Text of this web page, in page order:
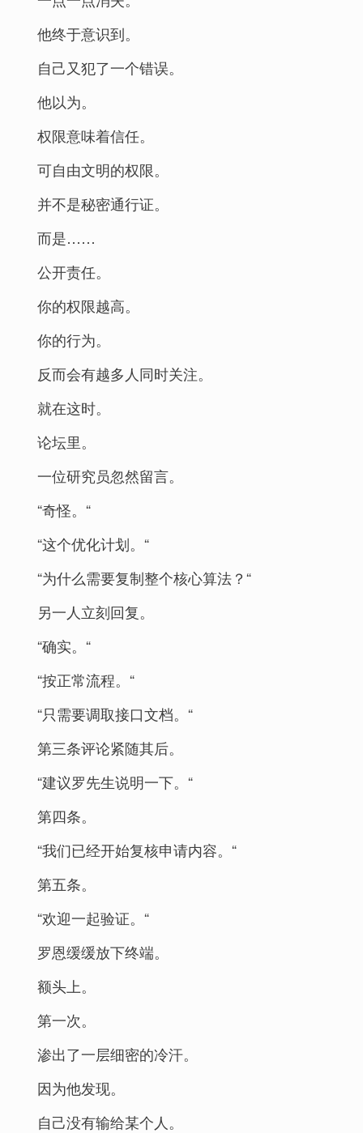
他终于意识到。
自己又犯了一个错误。
他以为。
权限意味着信任。
可自由文明的权限。
并不是秘密通行证。
而是……
公开责任。
你的权限越高。
你的行为。
反而会有越多人同时关注。
就在这时。
论坛里。
一位研究员忽然留言。
“奇怪。“
“这个优化计划。“
“为什么需要复制整个核心算法？“
另一人立刻回复。
“确实。“
“按正常流程。“
“只需要调取接口文档。“
第三条评论紧随其后。
“建议罗先生说明一下。“
第四条。
“我们已经开始复核申请内容。“
第五条。
“欢迎一起验证。“
罗恩缓缓放下终端。
额头上。
第一次。
渗出了一层细密的冷汗。
因为他发现。
自己没有输给某个人。